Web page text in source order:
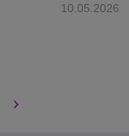
10.05.2026